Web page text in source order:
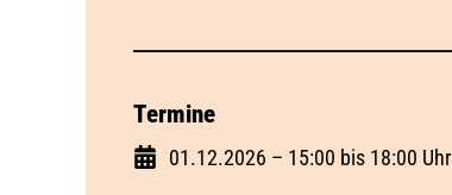
Termine
01.12.2026 – 15:00 bis 18:00 Uhr